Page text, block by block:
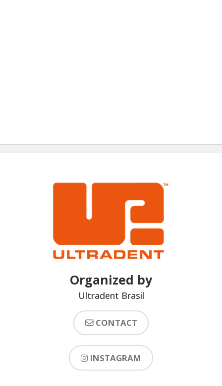
Organized by
Ultradent Brasil
CONTACT
INSTAGRAM